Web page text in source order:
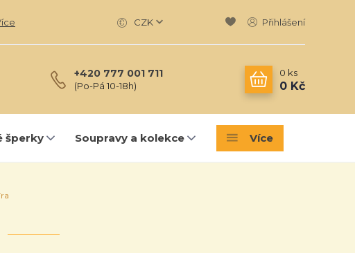
CZK Přihlášení
+420 777 001 711
(Po-Pá 10-18h)
0 ks
0 Kč
šperky Soupravy a kolekce Více